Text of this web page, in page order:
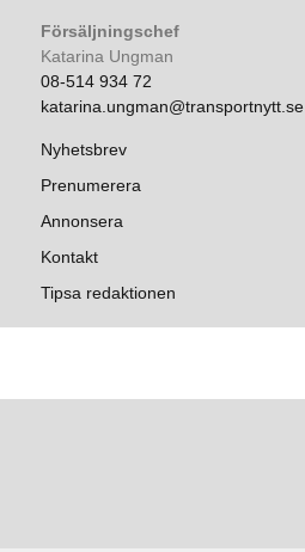
Försäljningschef
Katarina Ungman
08-514 934 72
katarina.ungman@transportnytt.se
Nyhetsbrev
Prenumerera
Annonsera
Kontakt
Tipsa redaktionen